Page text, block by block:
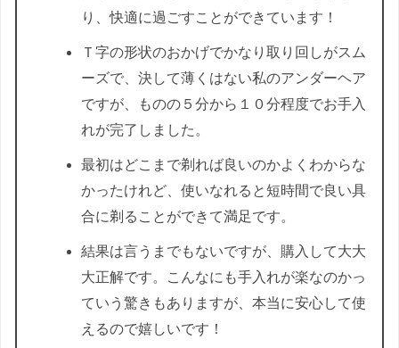
り、快適に過ごすことができています！
Ｔ字の形状のおかげでかなり取り回しがスム
ーズで、決して薄くはない私のアンダーヘア
ですが、ものの５分から１０分程度でお手入
れが完了しました。
最初はどこまで剃れば良いのかよくわからな
かったけれど、使いなれると短時間で良い具
合に剃ることができて満足です。
結果は言うまでもないですが、購入して大大
大正解です。こんなにも手入れが楽なのかっ
ていう驚きもありますが、本当に安心して使
えるので嬉しいです！